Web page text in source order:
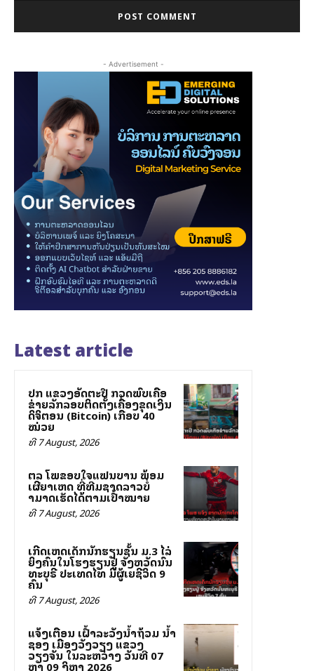
- Advertisement -
Latest article
ປກສ ແຂວງອັດຕະປື ກວດພົບເຄືອ
ຂ່າຍລັກລອບຕິດຕັ້ງເຄື່ອງຂຸດເງິນ
ດິຈິຕອນ (Bitcoin) ເກືອບ 40
ໝ່ວຍ
ທີ 7 August, 2026
ສຕລ ໂພສຂອບໃຈແຟນບານ ພ້ອມ
ເຜີຍສາເຫດ ທີ່ທີມຊາດລາວບໍ່
ສາມາດເຮັດໄດ້ຕາມເປົ້າໝາຍ
ທີ 7 August, 2026
ເກີດເຫດເດັກນັກຮຽນຊັ້ນ ມ.3 ໄລ່
ຍິງຄົນໃນໂຮງຮຽນຢູ່ ຈັງຫວັດນົນ
ທະບຸຣີ ປະເທດໄທ ມີຜູ້ເສຍຊີວິດ 9
ຄົນ
ທີ 7 August, 2026
ແຈ້ງເຕືອນ ເຝົ້າລະວັງນ້ຳຖ້ວມ ນ້ຳ
ຊອງ ເມືອງວັງວຽງ ແຂວງ
ວຽງຈັນ ໃນລະຫວ່າງ ວັນທີ 07
ຫາ 09 ສິງຫາ 2026